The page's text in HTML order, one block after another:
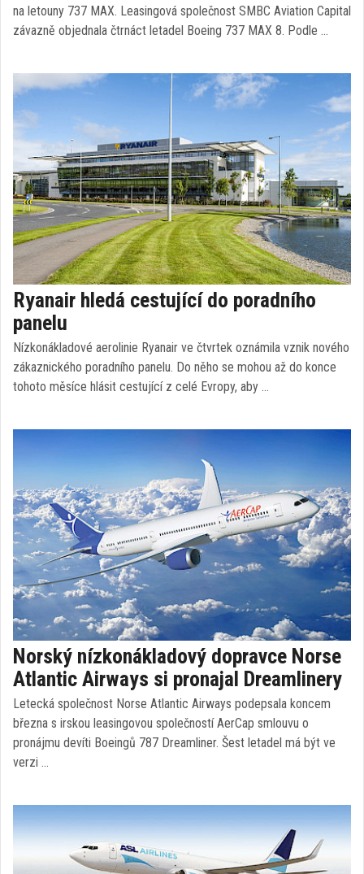
na letouny 737 MAX. Leasingová společnost SMBC Aviation Capital
závazně objednala čtrnáct letadel Boeing 737 MAX 8. Podle …
Ryanair hledá cestující do poradního
panelu
Nízkonákladové aerolinie Ryanair ve čtvrtek oznámila vznik nového
zákaznického poradního panelu. Do něho se mohou až do konce
tohoto měsíce hlásit cestující z celé Evropy, aby …
Norský nízkonákladový dopravce Norse
Atlantic Airways si pronajal Dreamlinery
Letecká společnost Norse Atlantic Airways podepsala koncem
března s irskou leasingovou společností AerCap smlouvu o
pronájmu devíti Boeingů 787 Dreamliner. Šest letadel má být ve
verzi …